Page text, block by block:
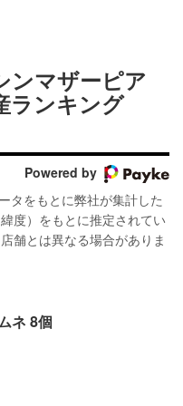
ンマザーピア
ランキング
Powered by
タをもとに弊社が集計した
度）をもとに推定されてい
舗とは異なる場合がありま
ネ 8個